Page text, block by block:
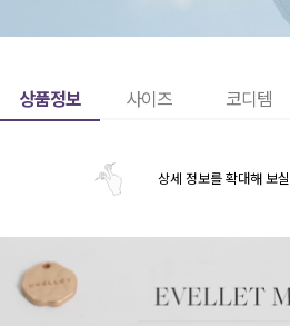
상품정보 사이즈 코디템
상세 정보를 확대해 보